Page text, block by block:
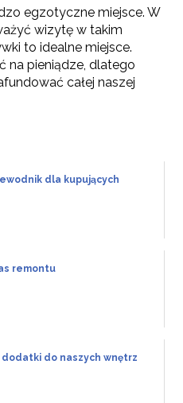
egzotyczne miejsce. W
wizytę w takim
to idealne miejsce.
na pieniądze, dlatego
całej naszej
dla kupujących
remontu
do naszych wnętrz